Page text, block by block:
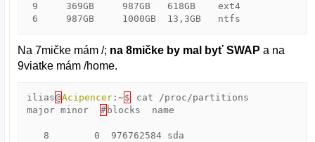
9     369GB     987GB   618GB    ext4
Na 7mičke mám /; na 8mičke by mal byť SWAP a na
9viatke mám /home.
ilias@Acipencer :~$ cat /proc/partitions
major minor # blocks name
8 0 976762584 sda